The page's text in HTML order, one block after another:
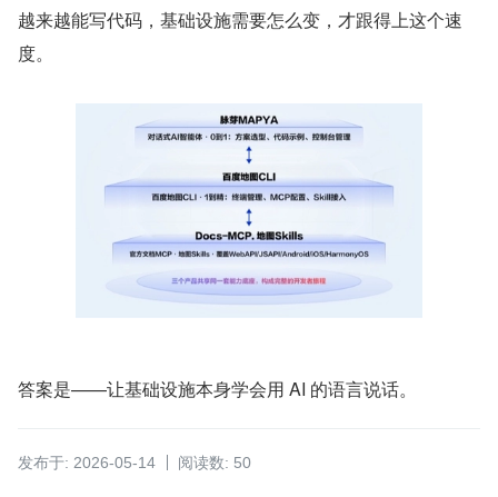
越来越能写代码，基础设施需要怎么变，才跟得上这个速
度。
答案是——让基础设施本身学会用 AI 的语言说话。
发布于: 2026-05-14 阅读数: 50